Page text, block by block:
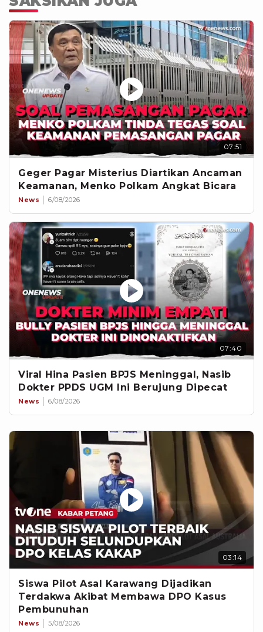
07:51
Geger Pagar Misterius Diartikan Ancaman
Keamanan, Menko Polkam Angkat Bicara
News 6/08/2026
07:40
Viral Hina Pasien BPJS Meninggal, Nasib
Dokter PPDS UGM Ini Berujung Dipecat
News 6/08/2026
03:14
Siswa Pilot Asal Karawang Dijadikan
Terdakwa Akibat Membawa DPO Kasus
Pembunuhan
News 5/08/2026